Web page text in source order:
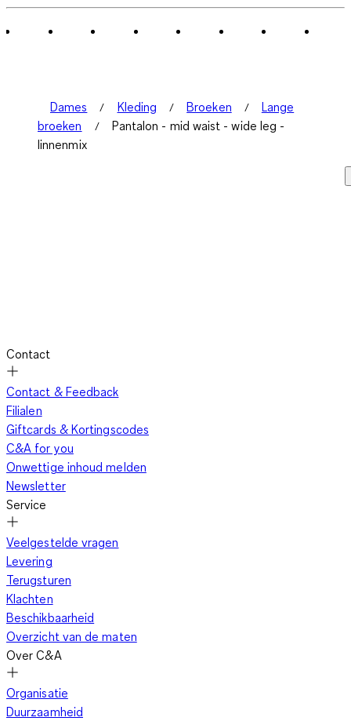
Dames Kleding Broeken
Lange
broeken
Pantalon - mid waist - wide leg -
linnenmix
Contact
Contact & Feedback
Filialen
Giftcards & Kortingscodes
C&A for you
Onwettige inhoud melden
Newsletter
Service
Veelgestelde vragen
Levering
Terugsturen
Klachten
Beschikbaarheid
Overzicht van de maten
Over C&A
Organisatie
Duurzaamheid